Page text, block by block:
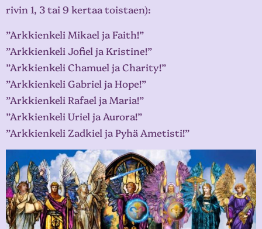
rivin 1, 3 tai 9 kertaa toistaen):
”Arkkienkeli Mikael ja Faith!”
”Arkkienkeli Jofiel ja Kristine!”
”Arkkienkeli Chamuel ja Charity!”
”Arkkienkeli Gabriel ja Hope!”
”Arkkienkeli Rafael ja Maria!”
”Arkkienkeli Uriel ja Aurora!”
”Arkkienkeli Zadkiel ja Pyhä Ametisti!”